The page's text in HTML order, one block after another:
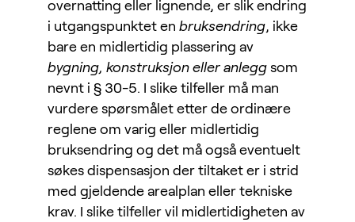
overnatting eller lignende, er slik endring
i utgangspunktet en bruksendring, ikke
bare en midlertidig plassering av
bygning, konstruksjon eller anlegg som
nevnt i § 30-5. I slike tilfeller må man
vurdere spørsmålet etter de ordinære
reglene om varig eller midlertidig
bruksendring og det må også eventuelt
søkes dispensasjon der tiltaket er i strid
med gjeldende arealplan eller tekniske
krav. I slike tilfeller vil midlertidigheten av